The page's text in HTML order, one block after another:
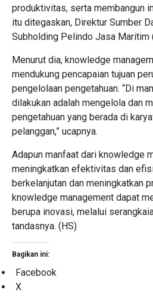
produktivitas, serta membangun
itu ditegaskan, Direktur Sumber
Subholding Pelindo Jasa Maritim
Menurut dia, knowledge
mendukung pencapaian tujuan
pengelolaan pengetahuan. “Di
dilakukan adalah mengelola dan
pengetahuan yang berada di
pelanggan,” ucapnya.
Adapun manfaat dari knowledge
meningkatkan efektivitas dan
berkelanjutan dan meningkatkan
knowledge management dapat
berupa inovasi, melalui
tandasnya. (HS)
Bagikan ini:
Facebook
X